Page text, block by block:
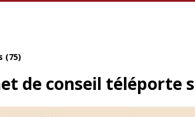
(75)
de conseil téléporte